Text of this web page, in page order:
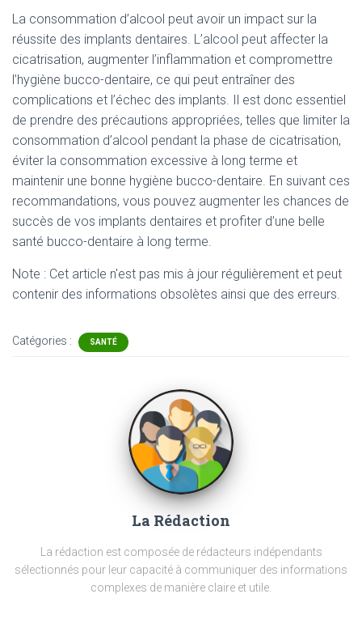
La consommation d’alcool peut avoir un impact sur la
réussite des implants dentaires. L’alcool peut affecter la
cicatrisation, augmenter l’inflammation et compromettre
l’hygiène bucco-dentaire, ce qui peut entraîner des
complications et l’échec des implants. Il est donc essentiel
de prendre des précautions appropriées, telles que limiter la
consommation d’alcool pendant la phase de cicatrisation,
éviter la consommation excessive à long terme et
maintenir une bonne hygiène bucco-dentaire. En suivant ces
recommandations, vous pouvez augmenter les chances de
succès de vos implants dentaires et profiter d’une belle
santé bucco-dentaire à long terme.
Note : Cet article n'est pas mis à jour régulièrement et peut
contenir des informations obsolètes ainsi que des erreurs.
Catégories : SANTÉ
La Rédaction
La rédaction est composée de rédacteurs indépendants
sélectionnés pour leur capacité à communiquer des informations
complexes de manière claire et utile.